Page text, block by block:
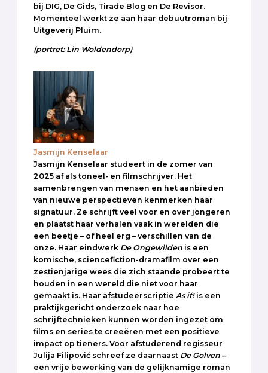
bij DIG, De Gids, Tirade Blog en De Revisor.
Momenteel werkt ze aan haar debuutroman bij
Uitgeverij Pluim.
(portret: Lin Woldendorp)
Jasmijn Kenselaar
Jasmijn Kenselaar studeert in de zomer van
2025 af als toneel- en filmschrijver. Het
samenbrengen van mensen en het aanbieden
van nieuwe perspectieven kenmerken haar
signatuur. Ze schrijft veel voor en over jongeren
en plaatst haar verhalen vaak in werelden die
een beetje – of heel erg – verschillen van de
onze. Haar eindwerk De Ongewilden is een
komische, sciencefiction-dramafilm over een
zestienjarige wees die zich staande probeert te
houden in een wereld die niet voor haar
gemaakt is. Haar afstudeerscriptie As if! is een
praktijkgericht onderzoek naar hoe
schrijftechnieken kunnen worden ingezet om
films en series te creeëren met een positieve
impact op tieners. Voor afstuderend regisseur
Julija Filipović schreef ze daarnaast De Golven –
een vrije bewerking van de gelijknamige roman